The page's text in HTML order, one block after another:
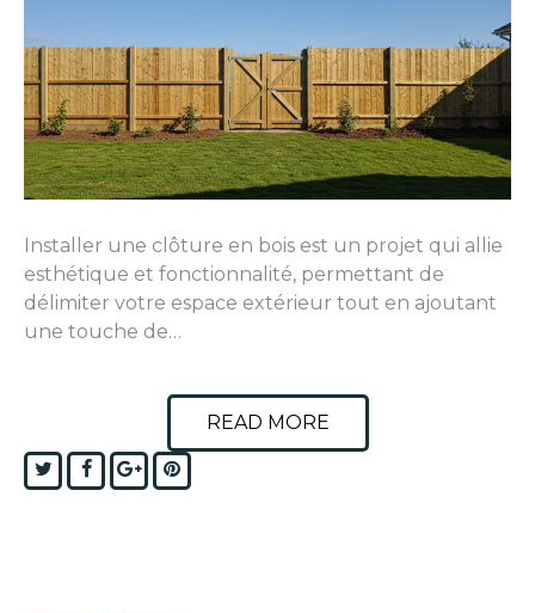
Installer une clôture en bois est un projet qui allie
esthétique et fonctionnalité, permettant de
délimiter votre espace extérieur tout en ajoutant
une touche de…
READ MORE
TwitterFacebook
Google+Pinterest